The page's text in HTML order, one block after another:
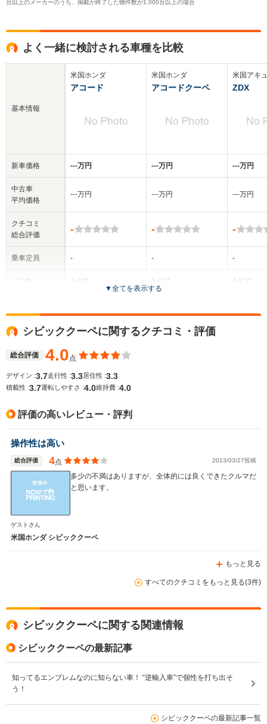
台以上のメーカーのうち、掲載が終了した物件数が1,000台以上の場合
よく一緒に検討される車種を比較
基本情報
新車価格
中古車
平均価格
クチコミ
総合評価
乗車定員
サイズ
WLTCモード
燃費
米国ホンダ
アコード
‐‐‐万円
‐‐‐万円
-
-
4ドア
全高
-m
-m
米国ホンダ
アコードクーペ
‐‐‐万円
‐‐‐万円
-
-
2ドア
全高
米国アキ
ZDX
‐‐‐万円
‐‐‐万円
-
-
5ドア
3700cc
4WD
▼全てを表示する
シビッククーペに関するクチコミ・評価
総合評価 4.0点
デザイン :3.7走行性 :3.3居住性 :3.3
積載性 :3.7運転しやすさ :4.0維持費 :4.0
評価の高いレビュー・評判
操作性は高い
総合評価 4点 2013/03/27投稿
多少の不満はありますが、全体的には良くできたクルマだ
と思います。
ゲストさん
米国ホンダ シビッククーペ
もっと見る
すべてのクチコミをもっと見る(3件)
シビッククーペに関する関連情報
シビッククーペの最新記事
知ってるエンブレムなのに知らない車！ “逆輸入車”で個性を打ち出そ
う！
シビッククーペの最新記事一覧